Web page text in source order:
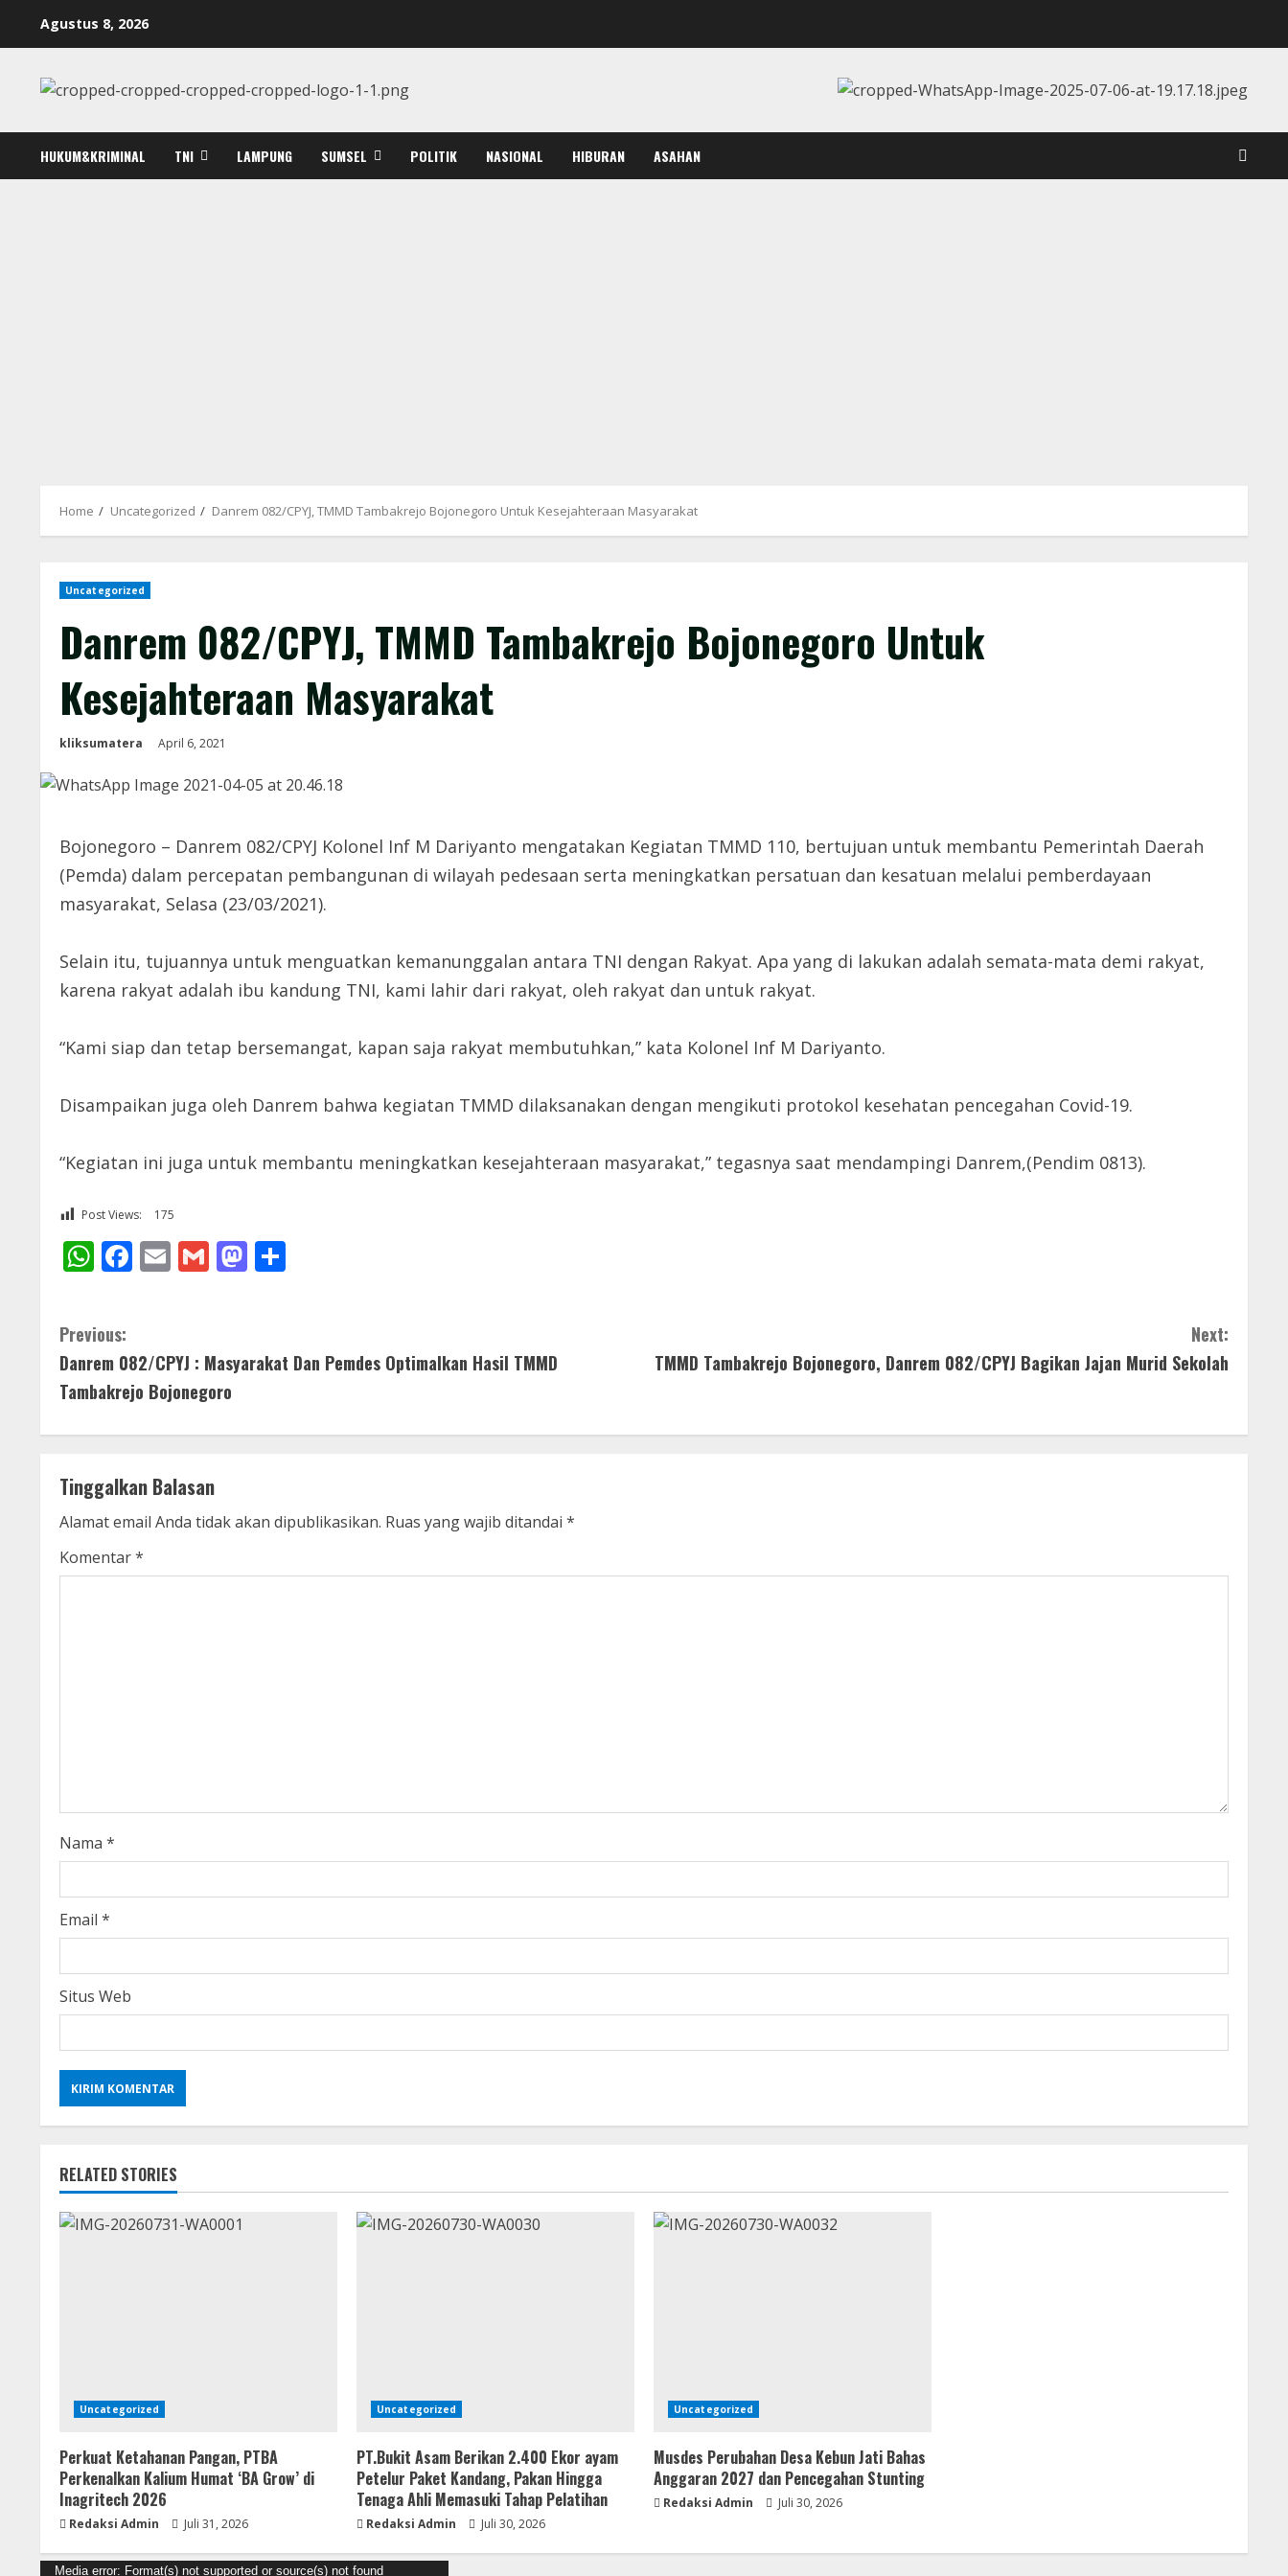
Agustus 8, 2026
HUKUM&KRIMINAL TNI LAMPUNG SUMSEL POLITIK NASIONAL HIBURAN ASAHAN
Home Uncategorized Danrem 082/CPYJ, TMMD Tambakrejo Bojonegoro Untuk Kesejahteraan Masyarakat
Uncategorized
Danrem 082/CPYJ, TMMD Tambakrejo Bojonegoro Untuk
Kesejahteraan Masyarakat
kliksumatera April 6, 2021
Bojonegoro – Danrem 082/CPYJ Kolonel Inf M Dariyanto mengatakan Kegiatan TMMD 110, bertujuan untuk membantu Pemerintah Daerah
(Pemda) dalam percepatan pembangunan di wilayah pedesaan serta meningkatkan persatuan dan kesatuan melalui pemberdayaan
masyarakat, Selasa (23/03/2021).
Selain itu, tujuannya untuk menguatkan kemanunggalan antara TNI dengan Rakyat. Apa yang di lakukan adalah semata-mata demi rakyat,
karena rakyat adalah ibu kandung TNI, kami lahir dari rakyat, oleh rakyat dan untuk rakyat.
“Kami siap dan tetap bersemangat, kapan saja rakyat membutuhkan,” kata Kolonel Inf M Dariyanto.
Disampaikan juga oleh Danrem bahwa kegiatan TMMD dilaksanakan dengan mengikuti protokol kesehatan pencegahan Covid-19.
“Kegiatan ini juga untuk membantu meningkatkan kesejahteraan masyarakat,” tegasnya saat mendampingi Danrem,(Pendim 0813).
Post Views: 175
WhatsApp
Facebook
EmailGmailMastodon
C
o
i
n
u
i
n
g
Previous:
Danrem 082/CPYJ : Masyarakat Dan Pemdes Optimalkan Hasil TMMD
Tambakrejo Bojonegoro
Next:
TMMD Tambakrejo Bojonegoro, Danrem 082/CPYJ Bagikan Jajan Murid Sekolah
Tinggalkan Balasan
Alamat email Anda tidak akan dipublikasikan. Ruas yang wajib ditandai *
Komentar*
Nama *
Email *
Situs Web
RELATED STORIES
Uncategorized
Perkuat Ketahanan Pangan, PTBA
Perkenalkan Kalium Humat ‘BA Grow’ di
Inagritech 2026
Redaksi Admin Juli 31, 2026
Uncategorized
​PT.Bukit Asam Berikan 2.400 Ekor ayam
Petelur Paket Kandang, Pakan Hingga
Tenaga Ahli Memasuki Tahap Pelatihan
Redaksi Admin Juli 30, 2026
Uncategorized
Musdes Perubahan Desa Kebun Jati Bahas
Anggaran 2027 dan Pencegahan Stunting
Redaksi Admin Juli 30, 2026
Media error: Format(s) not supported or source(s) not found